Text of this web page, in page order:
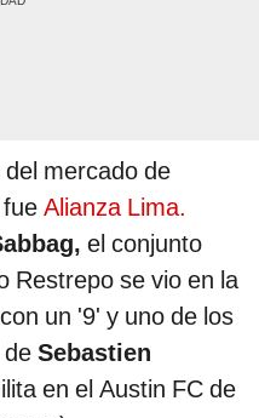
mercado de
Alianza Lima.
el conjunto
Restrepo se vio en la
un '9' y uno de los
Sebastien
en el Austin FC de